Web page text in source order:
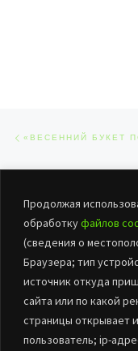
Продолжая
обработкуфайлов
(сведения о
Браузера; тип
источник откуда
сайта или по какой
страницы открывает
пользователь; ip-
Навигация по
«ВЕСЕННИЙ БУКЕТ